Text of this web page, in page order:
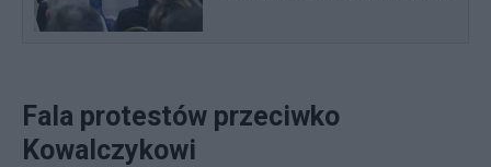
Fala protestów przeciwko
Kowalczykowi